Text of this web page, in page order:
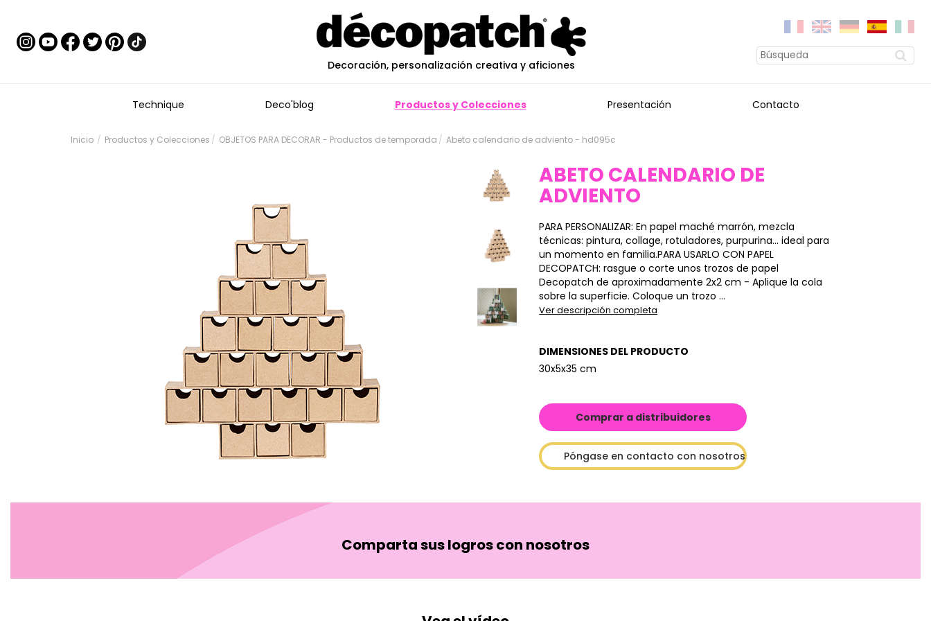
Decoración, personalización creativa y aficiones
Technique Deco'blog Productos y Colecciones Presentación Contacto
Inicio Productos y Colecciones OBJETOS PARA DECORAR - Productos de temporada Abeto calendario de adviento - hd095c
ABETO CALENDARIO DE
ADVIENTO
PARA PERSONALIZAR: En papel maché marrón, mezcla
técnicas: pintura, collage, rotuladores, purpurina... ideal para
un momento en familia.PARA USARLO CON PAPEL
DECOPATCH: rasgue o corte unos trozos de papel
Decopatch de aproximadamente 2x2 cm - Aplique la cola
sobre la superficie. Coloque un trozo ...
Ver descripción completa
DIMENSIONES DEL PRODUCTO
30x5x35 cm
Comprar a distribuidores
Póngase en contacto con nosotros
Comparta sus logros con nosotros